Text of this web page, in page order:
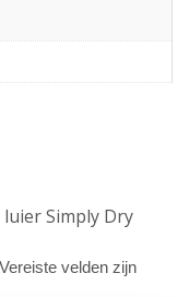
luier Simply Dry
Vereiste velden zijn